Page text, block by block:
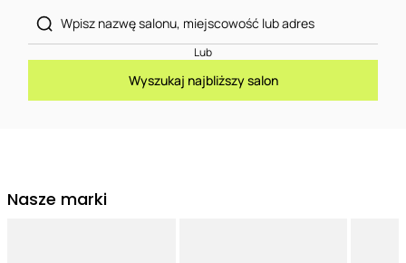
Lub
Wyszukaj najbliższy salon
Nasze marki